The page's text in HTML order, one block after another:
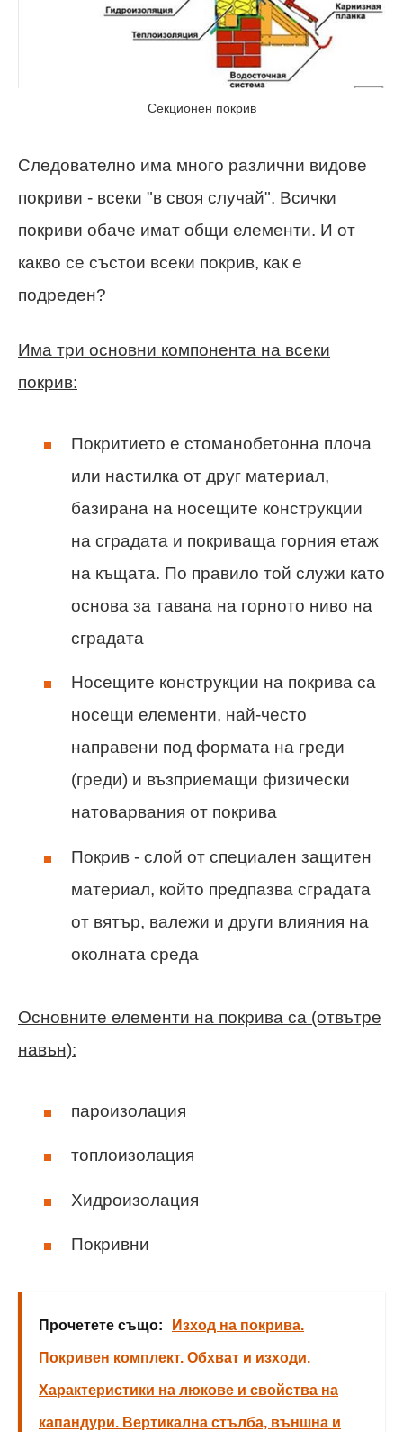
Секционен покрив
Следователно има много различни видове
покриви - всеки "в своя случай". Всички
покриви обаче имат общи елементи. И от
какво се състои всеки покрив, как е
подреден?
Има три основни компонента на всеки
покрив:
Покритието е стоманобетонна плоча
или настилка от друг материал,
базирана на носещите конструкции
на сградата и покриваща горния етаж
на къщата. По правило той служи като
основа за тавана на горното ниво на
сградата
Носещите конструкции на покрива са
носещи елементи, най-често
направени под формата на греди
(греди) и възприемащи физически
натоварвания от покрива
Покрив - слой от специален защитен
материал, който предпазва сградата
от вятър, валежи и други влияния на
околната среда
Основните елементи на покрива са (отвътре
навън):
пароизолация
топлоизолация
Хидроизолация
Покривни
Прочетете също: Изход на покрива.
Покривен комплект. Обхват и изходи.
Характеристики на люкове и свойства на
капандури. Вертикална стълба, външна и